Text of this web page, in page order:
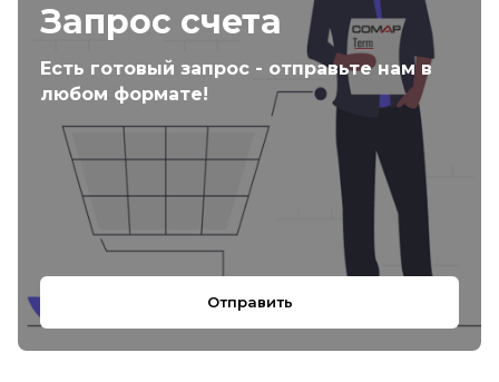
Запрос счета
Есть готовый запрос - отправьте нам в
любом формате!
Отправить